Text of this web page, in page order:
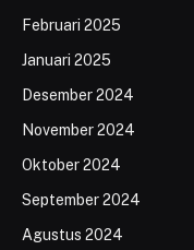
Februari 2025
Januari 2025
Desember 2024
November 2024
Oktober 2024
September 2024
Agustus 2024